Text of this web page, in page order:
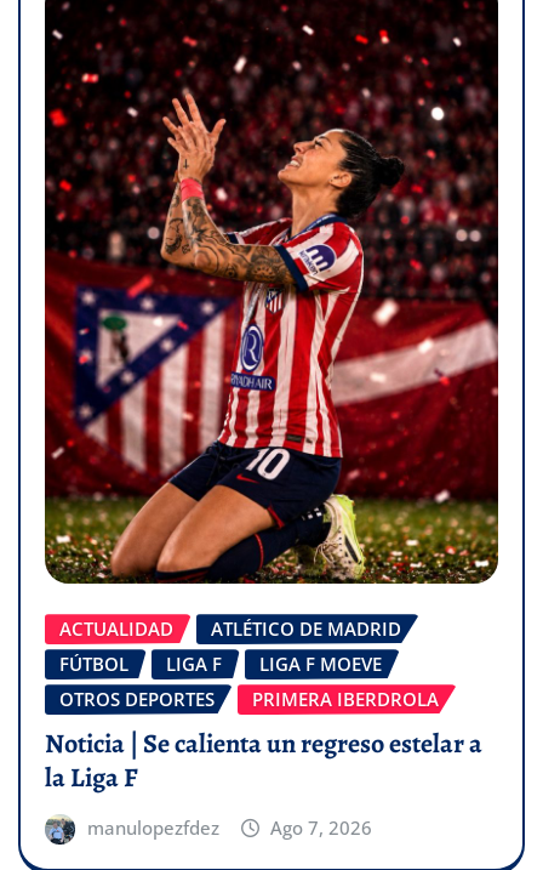
ACTUALIDAD
ATLÉTICO DE MADRID
FÚTBOL
LIGA F
LIGA F MOEVE
OTROS DEPORTES
PRIMERA IBERDROLA
Noticia | Se calienta un regreso estelar a
la Liga F
manulopezfdez Ago 7, 2026